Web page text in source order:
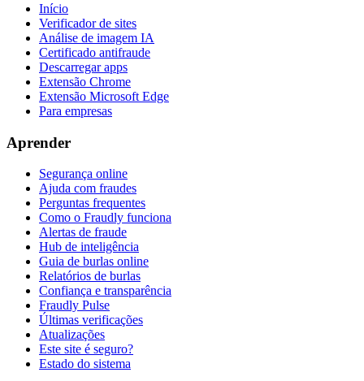
Início
Verificador de sites
Análise de imagem IA
Certificado antifraude
Descarregar apps
Extensão Chrome
Extensão Microsoft Edge
Para empresas
Aprender
Segurança online
Ajuda com fraudes
Perguntas frequentes
Como o Fraudly funciona
Alertas de fraude
Hub de inteligência
Guia de burlas online
Relatórios de burlas
Confiança e transparência
Fraudly Pulse
Últimas verificações
Atualizações
Este site é seguro?
Estado do sistema